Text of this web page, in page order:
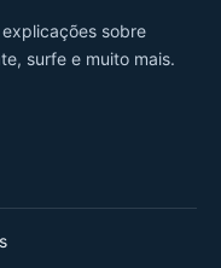
sobre
surfe e muito mais.